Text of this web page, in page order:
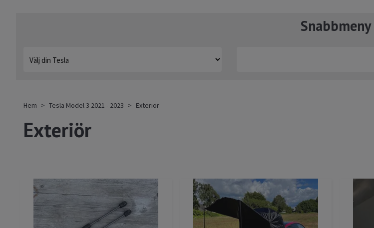
Snabbmeny
Hem Tesla Model 3 2021 - 2023 Exteriör
Exteriör